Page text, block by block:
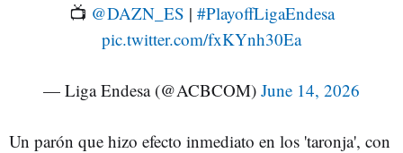
📺 @DAZN_ES | #PlayoffLigaEndesa
pic.twitter.com/fxKYnh30Ea
— Liga Endesa (@ACBCOM) June 14, 2026
Un parón que hizo efecto inmediato en los 'taronja', con